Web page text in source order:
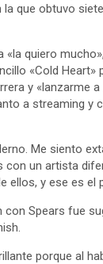
la que obtuvo
«la quiero
«Cold Heart»
y «lanzarme
a streaming y
Me siento
con un artista
ellos, y ese es el
con Spears fue
porque al